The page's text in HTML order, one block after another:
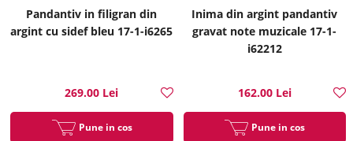
Pandantiv in filigran din
argint cu sidef bleu 17-1-i6265
269.00 Lei
Pune in cos
Inima din argint pandantiv
gravat note muzicale 17-1-
i62212
162.00 Lei
Pune in cos